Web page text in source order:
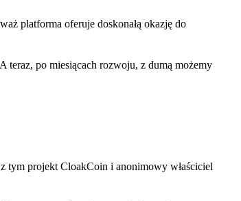
platforma oferuje doskonałą okazję do
teraz, po miesiącach rozwoju, z dumą możemy
tym projekt CloakCoin i anonimowy właściciel